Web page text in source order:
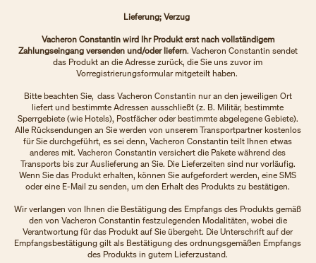
Lieferung; Verzug
Vacheron Constantin wird Ihr Produkt erst nach vollständigem
Zahlungseingang versenden und/oder liefern. Vacheron Constantin sendet
das Produkt an die Adresse zurück, die Sie uns zuvor im
Vorregistrierungsformular mitgeteilt haben.
Bitte beachten Sie, dass Vacheron Constantin nur an den jeweiligen Ort
liefert und bestimmte Adressen ausschließt (z. B. Militär, bestimmte
Sperrgebiete (wie Hotels), Postfächer oder bestimmte abgelegene Gebiete).
Alle Rücksendungen an Sie werden von unserem Transportpartner kostenlos
für Sie durchgeführt, es sei denn, Vacheron Constantin teilt Ihnen etwas
anderes mit. Vacheron Constantin versichert die Pakete während des
Transports bis zur Auslieferung an Sie. Die Lieferzeiten sind nur vorläufig.
Wenn Sie das Produkt erhalten, können Sie aufgefordert werden, eine SMS
oder eine E-Mail zu senden, um den Erhalt des Produkts zu bestätigen.
Wir verlangen von Ihnen die Bestätigung des Empfangs des Produkts gemäß
den von Vacheron Constantin festzulegenden Modalitäten, wobei die
Verantwortung für das Produkt auf Sie übergeht. Die Unterschrift auf der
Empfangsbestätigung gilt als Bestätigung des ordnungsgemäßen Empfangs
des Produkts in gutem Lieferzustand.